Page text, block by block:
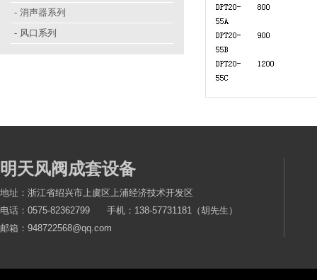
- 消声器系列
- 风口系列
明天风阀成套设备
地址：浙江省绍兴市上虞区上浦经济技术开发区
电话：0575-82362799 手机：138-57731181（胡先生）
邮箱：948722568@qq.com